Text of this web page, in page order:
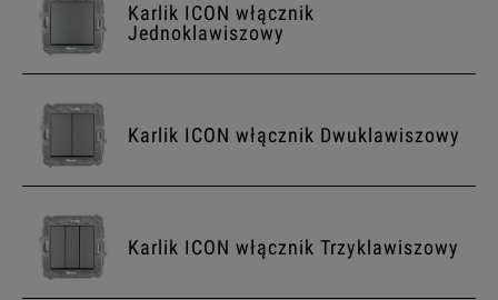
Karlik ICON włącznik
Jednoklawiszowy
Karlik ICON włącznik Dwuklawiszowy
Karlik ICON włącznik Trzyklawiszowy